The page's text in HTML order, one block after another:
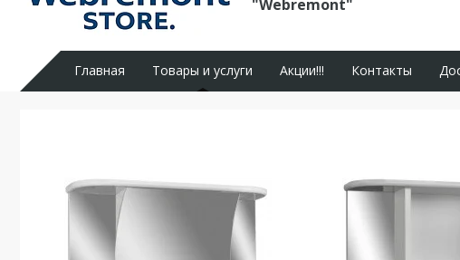
"Webremont"
Главная Товары и услуги Акции!!! Контакты